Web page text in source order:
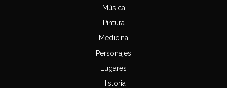
Música
Pintura
Medicina
Personajes
Lugares
Historia